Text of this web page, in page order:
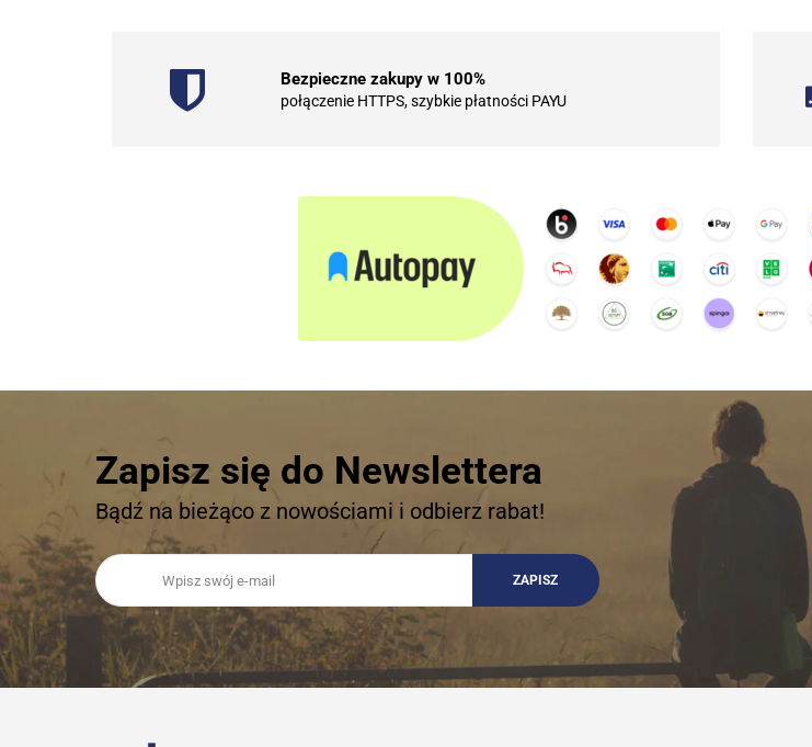
Bezpieczne zakupy w 100%
połączenie HTTPS, szybkie płatności PAYU
Zapisz się do Newslettera
Bądź na bieżąco z nowościami i odbierz rabat!